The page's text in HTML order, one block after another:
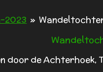
2023 »
door de Achterhoek,